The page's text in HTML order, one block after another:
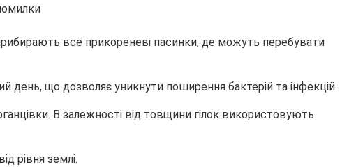
все прикореневі пасинки, де можуть перебувати
день, що дозволяє уникнути поширення бактерій та інфекцій.
В залежності від товщини гілок використовують
рівня землі.